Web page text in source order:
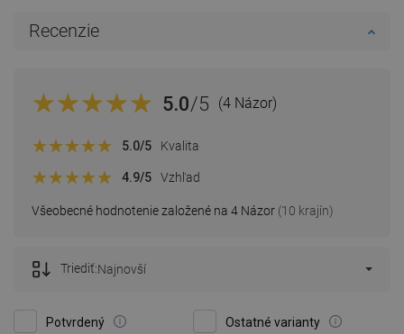
Recenzie
5.0/5 (4 Názor)
Všeobecné hodnotenie založené na 4 Názor (10 krajín)
5.0/5 Kvalita
4.9/5 Vzhľad
Potvrdený Ostatné varianty
Triediť:Najnovší